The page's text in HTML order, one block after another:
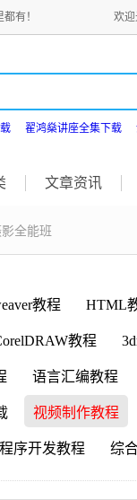
有！ 欢迎
翟鸿燊讲座全集下载
文章资讯
全能班
教程 HTML
教程
语言汇编教程
视频制作教程
序开发教程 综